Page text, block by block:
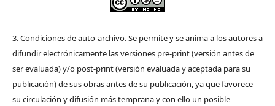
3. Condiciones de auto-archivo. Se permite y se anima a los autores a
difundir electrónicamente las versiones pre-print (versión antes de
ser evaluada) y/o post-print (versión evaluada y aceptada para su
publicación) de sus obras antes de su publicación, ya que favorece
su circulación y difusión más temprana y con ello un posible